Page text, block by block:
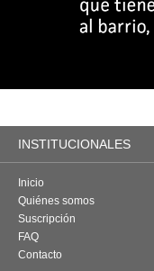
INSTITUCIONALES
Inicio
Quiénes somos
Suscripción
FAQ
Contacto